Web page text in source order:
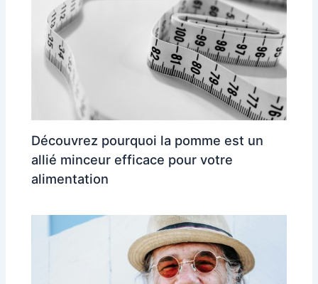
Découvrez pourquoi la pomme est un
allié minceur efficace pour votre
alimentation